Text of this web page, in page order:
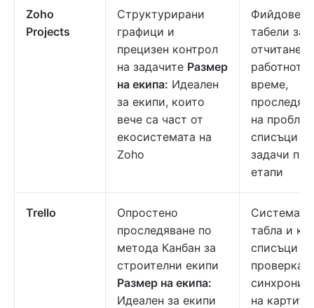
Zoho
Projects
Структурирани
графици и
прецизен контрол
на задачите Размер
на екипа: Идеален
за екипи, които
вече са част от
екосистемата на
Zoho
Фийдове,
табели за
отчитане
работното
време,
на
списъци
задачи по
етапи
Trello
Опростено
проследяване по
метода Канбан за
строителни екипи
Размер на екипа:
Идеален за екипи
Система с
табла и
списъци за
проверка,
на